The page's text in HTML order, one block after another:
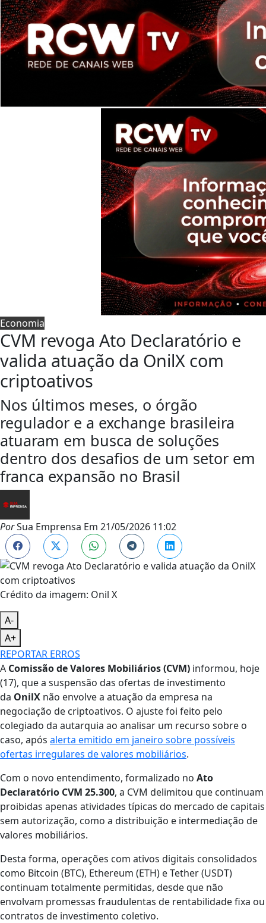
Economia
CVM revoga Ato Declaratório e
valida atuação da OnilX com
criptoativos
Nos últimos meses, o órgão
regulador e a exchange brasileira
atuaram em busca de soluções
dentro dos desafios de um setor em
franca expansão no Brasil
PorSua Emprensa Em 21/05/2026 11:02
Crédito da imagem: Onil X
A-
A+
REPORTAR ERROS
A Comissão de Valores Mobiliários (CVM) informou, hoje
(17), que a suspensão das ofertas de investimento
da OnilX não envolve a atuação da empresa na
negociação de criptoativos. O ajuste foi feito pelo
colegiado da autarquia ao analisar um recurso sobre o
caso, após alerta emitido em janeiro sobre possíveis
ofertas irregulares de valores mobiliários.
Com o novo entendimento, formalizado no Ato
Declaratório CVM 25.300, a CVM delimitou que continuam
proibidas apenas atividades típicas do mercado de capitais
sem autorização, como a distribuição e intermediação de
valores mobiliários.
Desta forma, operações com ativos digitais consolidados
como Bitcoin (BTC), Ethereum (ETH) e Tether (USDT)
continuam totalmente permitidas, desde que não
envolvam promessas fraudulentas de rentabilidade fixa ou
contratos de investimento coletivo.